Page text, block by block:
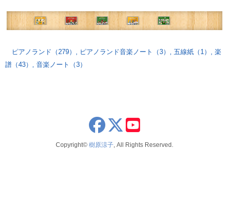
ピアノランド（279） , ピアノランド音楽ノート（3） , 五線紙（1） , 楽
譜（43） , 音楽ノート（3）
x
Copyright© 樹原涼子, All Rights Reserved.